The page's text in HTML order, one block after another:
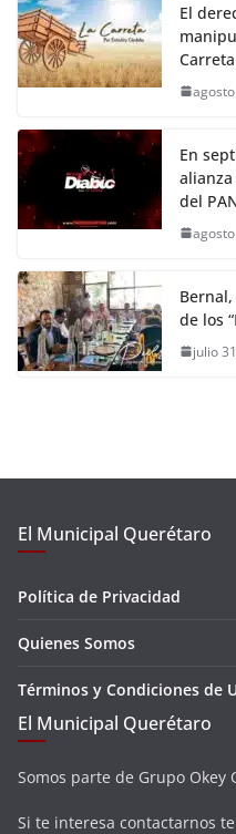
El
Carreta
En
del
de los
julio
El Municipal Querétaro
Política de Privacidad
Quienes Somos
Términos y Condiciones de
El Municipal Querétaro
Somos parte de Grupo Okey
Si te interesa contactarnos